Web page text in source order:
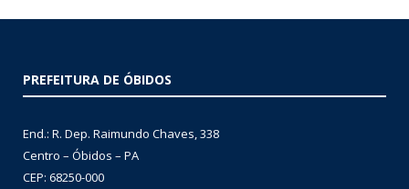
PREFEITURA DE ÓBIDOS
End.: R. Dep. Raimundo Chaves, 338
Centro – Óbidos – PA
CEP: 68250-000